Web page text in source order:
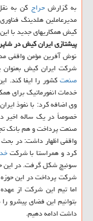
به گزارشحراج کن به
مدیرعاملین هلدینگ
کیش همکاریهای جدید با
پیشتازی ایران کیش در
نوش آفرین مؤمن واقفی
شرکت ایران کیش بعنوان
صنعتکشور را ایفا
خدمات انفورماتیک برای
وی اضافه کرد: با نفوذ
خصوصاً در یک ساله اخیر
صنعت پرداخت و هم بانک
کرد و همراستا با شرکت
سوئیچ شکل گرفت. در این
شرکت پرداخت در این
اما تیم این شرکت از
بتوانیم این فضای پیشرو
داشت ادامه دهیم.